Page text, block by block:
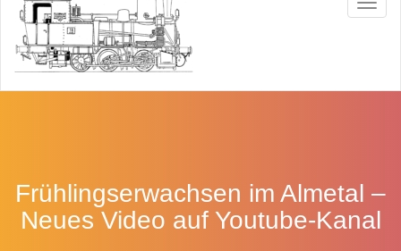
Frühlingserwachsen im Almetal –
Neues Video auf Youtube-Kanal